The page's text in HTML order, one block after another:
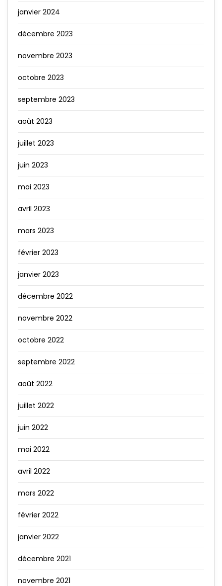
janvier 2024
décembre 2023
novembre 2023
octobre 2023
septembre 2023
août 2023
juillet 2023
juin 2023
mai 2023
avril 2023
mars 2023
février 2023
janvier 2023
décembre 2022
novembre 2022
octobre 2022
septembre 2022
août 2022
juillet 2022
juin 2022
mai 2022
avril 2022
mars 2022
février 2022
janvier 2022
décembre 2021
novembre 2021